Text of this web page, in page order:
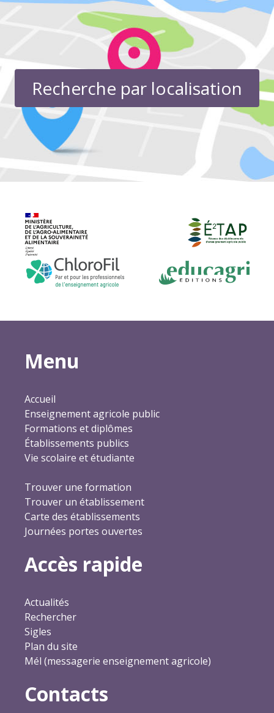
Recherche par localisation
Menu
Accueil
Enseignement agricole public
Formations et diplômes
Établissements publics
Vie scolaire et étudiante
Trouver une formation
Trouver un établissement
Carte des établissements
Journées portes ouvertes
Accès rapide
Actualités
Rechercher
Sigles
Plan du site
Mél (messagerie enseignement agricole)
Contacts